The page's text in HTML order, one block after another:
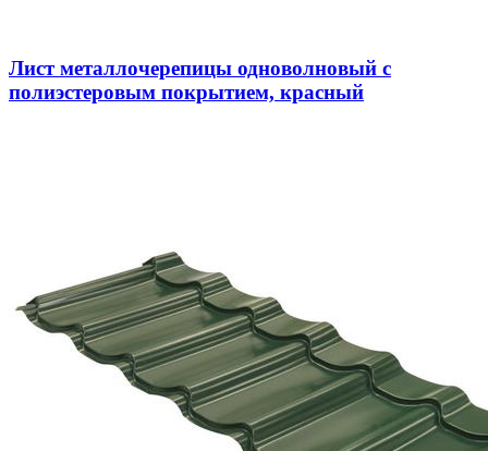
Лист металлочерепицы одноволновый с
полиэстеровым покрытием, красный